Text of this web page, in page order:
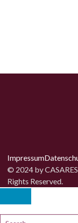
Impressum
© 2024 by
Rights Reserved.